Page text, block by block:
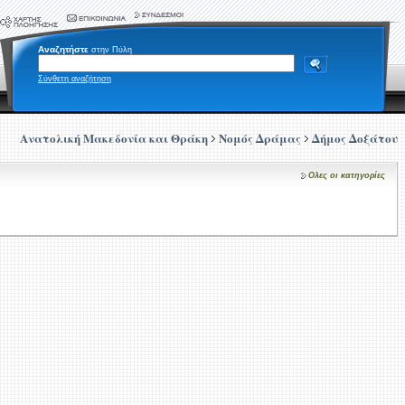
Αναζητήστε στην Πύλη
Σύνθετη αναζήτηση
Ανατολική Μακεδονία και Θράκη Νομός Δράμας Δήμος Δοξάτου
Ολες οι κατηγορίες